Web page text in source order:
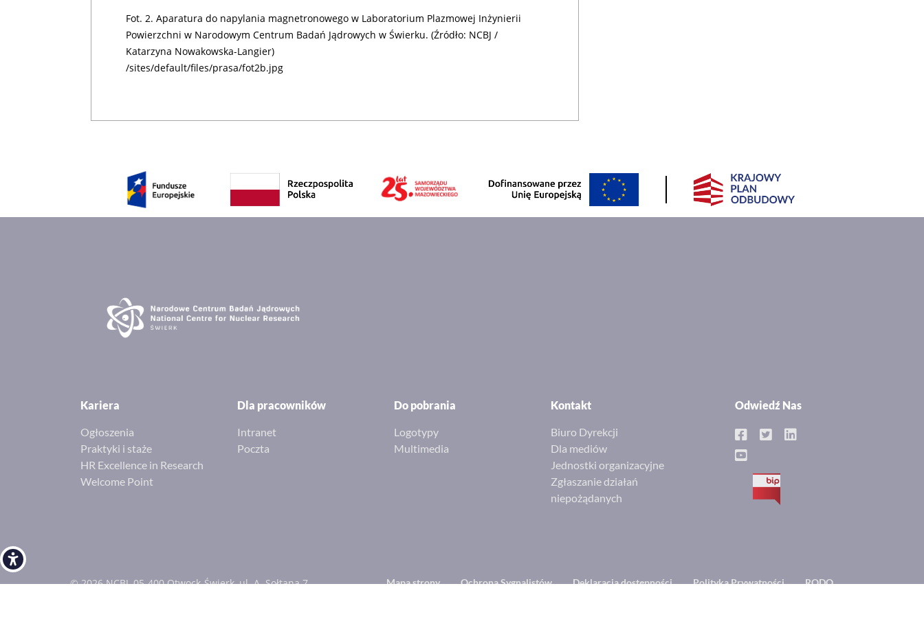
Open toolbar
Fot. 2. Aparatura do napylania magnetronowego w Laboratorium Plazmowej Inżynierii
Powierzchni w Narodowym Centrum Badań Jądrowych w Świerku. (Źródło: NCBJ /
Katarzyna Nowakowska-Langier)
/sites/default/files/prasa/fot2b.jpg
Kariera
Ogłoszenia
Praktyki i staże
HR Excellence in Research
Welcome Point
Dla pracowników
Intranet
Poczta
Do pobrania
Logotypy
Multimedia
Kontakt
Biuro Dyrekcji
Dla mediów
Jednostki organizacyjne
Zgłaszanie działań
niepożądanych
Odwiedź Nas
BIP
© 2026 NCBJ, 05-400 Otwock-Świerk, ul. A. Sołtana 7
FooterMapa strony Ochrona Sygnalistów Deklaracja dostępności Polityka Prywatności RODO